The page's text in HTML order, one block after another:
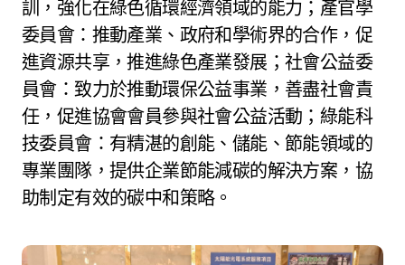
訓，強化在綠色循環經濟領域的能力；產官學
委員會：推動產業、政府和學術界的合作，促
進資源共享，推進綠色產業發展；社會公益委
員會：致力於推動環保公益事業，善盡社會責
任，促進協會會員參與社會公益活動；綠能科
技委員會：有精湛的創能、儲能、節能領域的
專業團隊，提供企業節能減碳的解決方案，協
助制定有效的碳中和策略。